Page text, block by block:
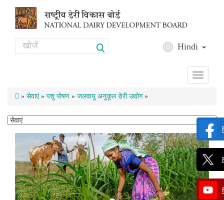
Search Hindi
Toggle
» सेवाएं» पशु पोषण » जलवायु अनुकूल डेरी उद्योग»